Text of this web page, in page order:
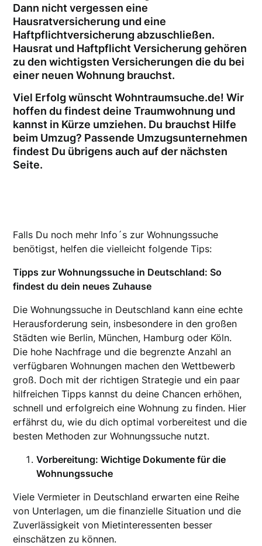
Dann nicht vergessen eine
Hausratversicherung und eine
Haftpflichtversicherung abzuschließen.
Hausrat und Haftpflicht Versicherung gehören
zu den wichtigsten Versicherungen die du bei
einer neuen Wohnung brauchst.
Viel Erfolg wünscht Wohntraumsuche.de! Wir
hoffen du findest deine Traumwohnung und
kannst in Kürze umziehen. Du brauchst Hilfe
beim Umzug? Passende Umzugsunternehmen
findest Du übrigens auch auf der nächsten
Seite.
Falls Du noch mehr Info´s zur Wohnungssuche
benötigst, helfen die vielleicht folgende Tips:
Tipps zur Wohnungssuche in Deutschland: So
findest du dein neues Zuhause
Die Wohnungssuche in Deutschland kann eine echte
Herausforderung sein, insbesondere in den großen
Städten wie Berlin, München, Hamburg oder Köln.
Die hohe Nachfrage und die begrenzte Anzahl an
verfügbaren Wohnungen machen den Wettbewerb
groß. Doch mit der richtigen Strategie und ein paar
hilfreichen Tipps kannst du deine Chancen erhöhen,
schnell und erfolgreich eine Wohnung zu finden. Hier
erfährst du, wie du dich optimal vorbereitest und die
besten Methoden zur Wohnungssuche nutzt.
Vorbereitung: Wichtige Dokumente für die
Wohnungssuche
Viele Vermieter in Deutschland erwarten eine Reihe
von Unterlagen, um die finanzielle Situation und die
Zuverlässigkeit von Mietinteressenten besser
einschätzen zu können.